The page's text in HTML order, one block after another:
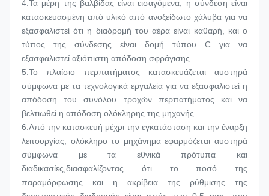
4. Τα μέρη της βαλβίδας είναι εισαγόμενα, η σύνδεση είναι
κατασκευασμένη από υλικό από ανοξείδωτο χάλυβα για να
εξασφαλιστεί ότι η διαδρομή του αέρα είναι καθαρή, και ο
τύπος της σύνδεσης είναι δομή τύπου C για να
εξασφαλιστεί αξιόπιστη απόδοση σφράγισης
5. Το πλαίσιο περπατήματος κατασκευάζεται αυστηρά
σύμφωνα με τα τεχνολογικά εργαλεία για να εξασφαλιστεί η
απόδοση του συνόλου τροχών περπατήματος και να
βελτιωθεί η απόδοση ολόκληρης της μηχανής
6. Από την κατασκευή μέχρι την εγκατάσταση και την έναρξη
λειτουργίας, ολόκληρο το μηχάνημα εφαρμόζεται αυστηρά
σύμφωνα με τα εθνικά πρότυπα και
διαδικασίες,διασφαλίζοντας ότι το ποσό της
παραμόρφωσης και η ακρίβεια της ρύθμισης της